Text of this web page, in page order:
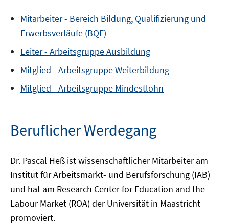
Mitarbeiter - Bereich Bildung, Qualifizierung und
Erwerbsverläufe (BQE)
Leiter - ArbeitsgruppeAusbildung
Mitglied - ArbeitsgruppeWeiterbildung
Mitglied - Arbeitsgruppe Mindestlohn
Beruflicher Werdegang
Dr. Pascal Heß ist wissenschaftlicher Mitarbeiter am
Institut für Arbeitsmarkt- und Berufsforschung (IAB)
und hat am Research Center for Education and the
Labour Market (ROA) der Universität in Maastricht
promoviert.